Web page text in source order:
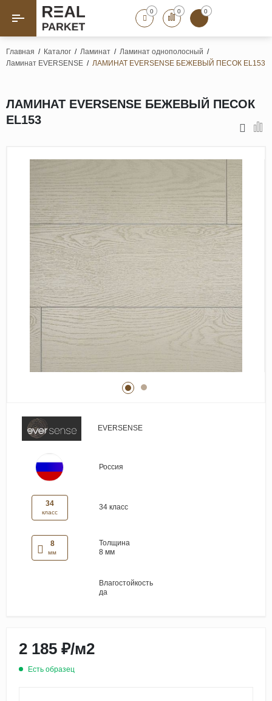
Назад Назад
Штучный паркет
Паркетная доска
Полы для ванных комнат
Террасная доска
Пробковые покрытия
Ламинат
Виниловые покрытия
Стеновые панели
Лепнина
Клеевая продукция
Паркетные лаки и масла
Плинтус
0 0 0
Главная / Каталог / Ламинат / Ламинат однополосный /
Ламинат EVERSENSE / ЛАМИНАТ EVERSENSE БЕЖЕВЫЙ ПЕСОК EL153
ЛАМИНАТ EVERSENSE БЕЖЕВЫЙ ПЕСОК
EL153
EVERSENSE
Россия
34
класс
34 класс
8
мм
Толщина
8 мм
Влагостойкость
да
2 185 ₽/м2
Есть образец